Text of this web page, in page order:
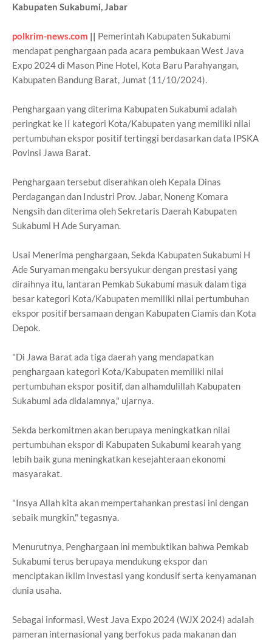
Kabupaten Sukabumi, Jabar
polkrim-news.com || Pemerintah Kabupaten Sukabumi
mendapat penghargaan pada acara pembukaan West Java
Expo 2024 di Mason Pine Hotel, Kota Baru Parahyangan,
Kabupaten Bandung Barat, Jumat (11/10/2024).
Penghargaan yang diterima Kabupaten Sukabumi adalah
peringkat ke II kategori Kota/Kabupaten yang memiliki nilai
pertumbuhan ekspor positif tertinggi berdasarkan data IPSKA
Povinsi Jawa Barat.
Penghargaan tersebut diserahkan oleh Kepala Dinas
Perdagangan dan Industri Prov. Jabar, Noneng Komara
Nengsih dan diterima oleh Sekretaris Daerah Kabupaten
Sukabumi H Ade Suryaman.
Usai Menerima penghargaan, Sekda Kabupaten Sukabumi H
Ade Suryaman mengaku bersyukur dengan prestasi yang
diraihnya itu, lantaran Pemkab Sukabumi masuk dalam tiga
besar kategori Kota/Kabupaten memiliki nilai pertumbuhan
ekspor positif bersamaan dengan Kabupaten Ciamis dan Kota
Depok.
"Di Jawa Barat ada tiga daerah yang mendapatkan
penghargaan kategori Kota/Kabupaten memiliki nilai
pertumbuhan ekspor positif, dan alhamdulillah Kabupaten
Sukabumi ada didalamnya," ujarnya.
Sekda berkomitmen akan berupaya meningkatkan nilai
pertumbuhan ekspor di Kabupaten Sukabumi kearah yang
lebih baik guna meningkatkan kesejahteraan ekonomi
masyarakat.
"Insya Allah kita akan mempertahankan prestasi ini dengan
sebaik mungkin," tegasnya.
Menurutnya, Penghargaan ini membuktikan bahwa Pemkab
Sukabumi terus berupaya mendukung ekspor dan
menciptakan iklim investasi yang kondusif serta kenyamanan
dunia usaha.
Sebagai informasi, West Java Expo 2024 (WJX 2024) adalah
pameran internasional yang berfokus pada makanan dan